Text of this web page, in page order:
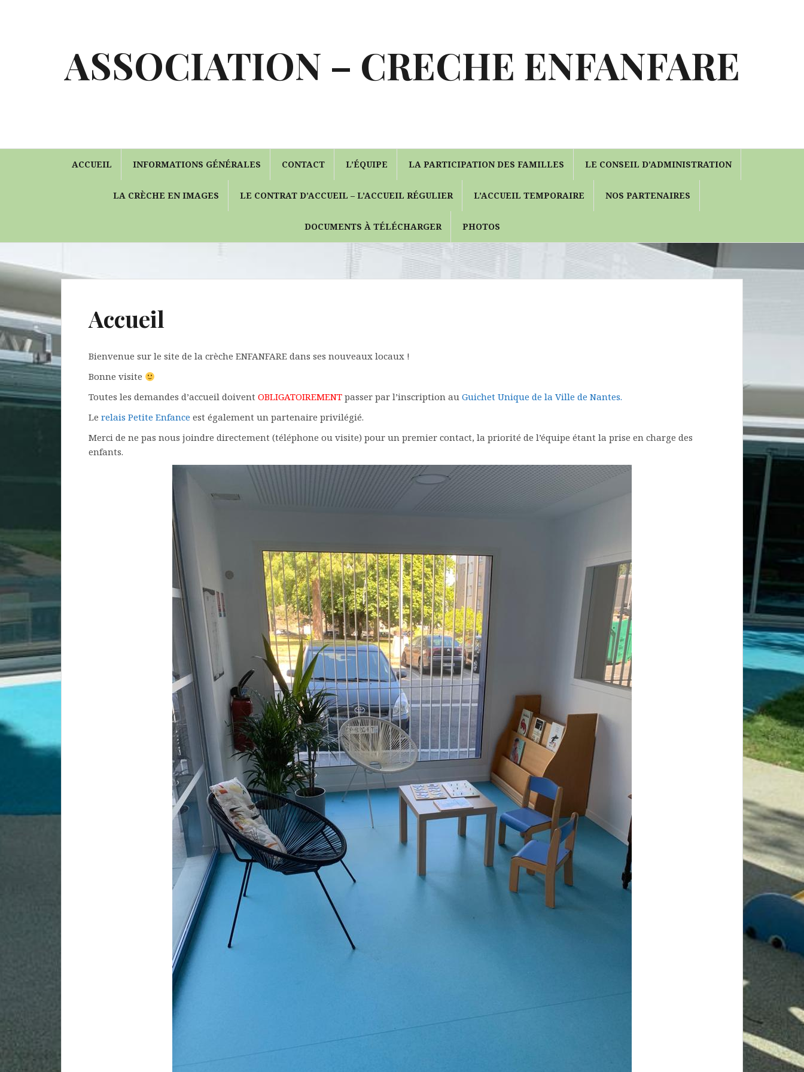
ASSOCIATION – CRECHE ENFANFARE
ACCUEIL INFORMATIONS GÉNÉRALES CONTACT L’ÉQUIPE LA PARTICIPATION DES FAMILLES LE CONSEIL D’ADMINISTRATION
LA CRÈCHE EN IMAGES LE CONTRAT D’ACCUEIL – L’ACCUEIL RÉGULIER L’ACCUEIL TEMPORAIRE NOS PARTENAIRES
DOCUMENTS À TÉLÉCHARGER PHOTOS
Accueil
Bienvenue sur le site de la crèche ENFANFARE dans ses nouveaux locaux !
Bonne visite
Toutes les demandes d’accueil doivent OBLIGATOIREMENT passer par l’inscription au Guichet Unique de la Ville de Nantes.
Le relais Petite Enfance est également un partenaire privilégié.
Merci de ne pas nous joindre directement (téléphone ou visite) pour un premier contact, la priorité de l’équipe étant la prise en charge des
enfants.